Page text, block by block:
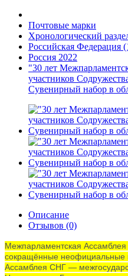
Почтовые марки
Хронологический
Российская Федерация
Россия 2022
"30 лет
участников
Сувенирный набор в
Описание
Отзывов (0)
Межпарламентская Ассамблея
сокращённые неофициальные
Ассамблея СНГ —